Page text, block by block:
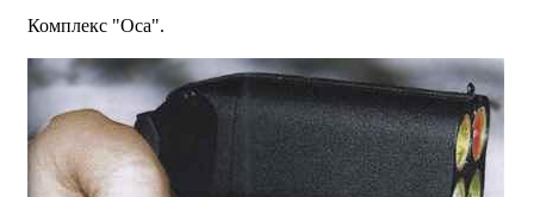
Комплекс "Оса".